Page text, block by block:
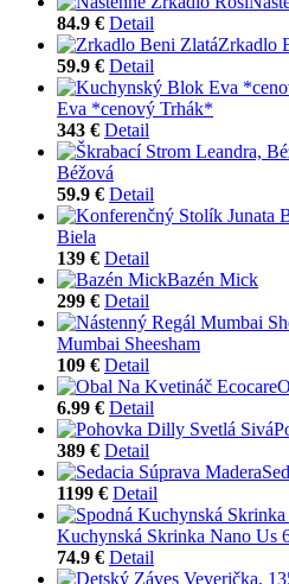
84.9 € Detail
Zrkadlo
59.9 € Detail
Eva *cenový Trhák*
343 € Detail
Béžová
59.9 € Detail
Biela
139 € Detail
Bazén Mick
299 € Detail
Mumbai Sheesham
109 € Detail
6.99 € Detail
389 € Detail
1199 € Detail
Kuchynská Skrinka Nano Us
74.9 € Detail